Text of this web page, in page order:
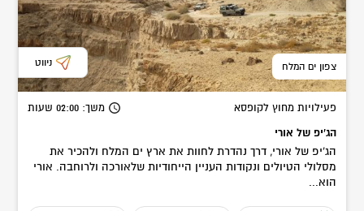
צפון ים המלח ניווט
פעילויות מחוץ לקופסא משך: 02:00 שעות
הג'יפ של אורי
הג'יפ של אורי, דרך נהדרת לחוות את ארץ ים המלח ולהכיר את
מסלולי הטיולים ונקודות העניין הייחודיות שלאורכה ולרוחבה. אורי
הוא...